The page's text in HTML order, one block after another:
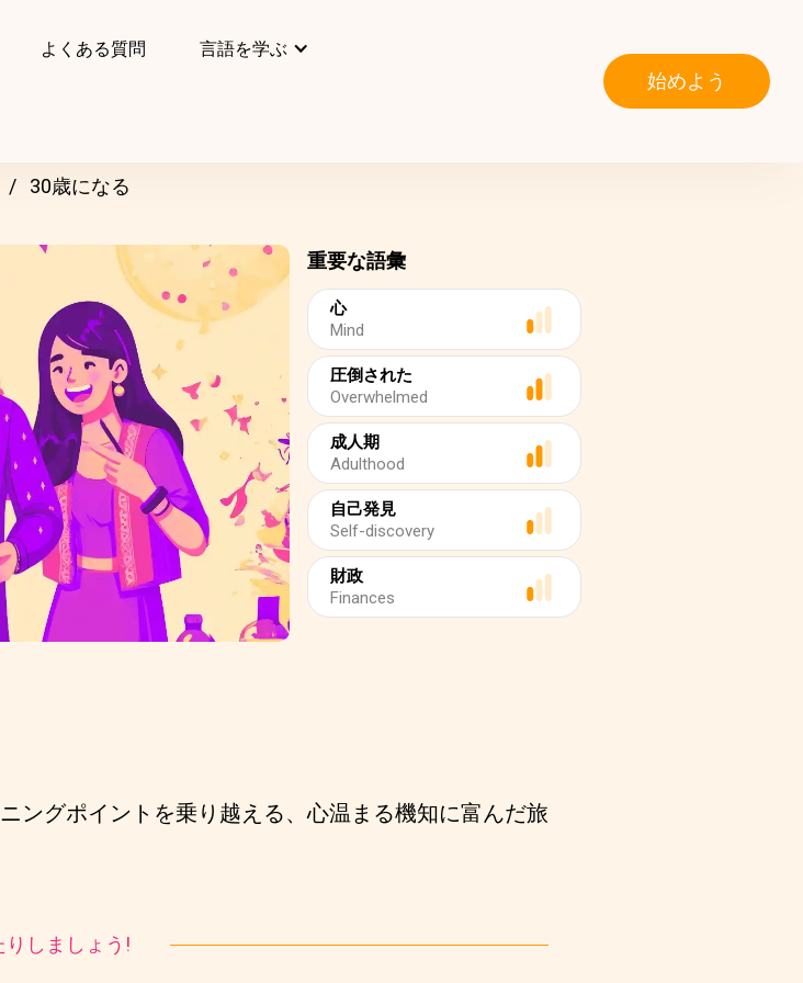
よくある質問 言語を学ぶ
始めよう
30歳になる
重要な語彙
心
Mind
圧倒された
Overwhelmed
成人期
Adulthood
自己発見
Self-discovery
財政
Finances
ングポイントを乗り越える、心温まる機知に富んだ旅
しましょう!